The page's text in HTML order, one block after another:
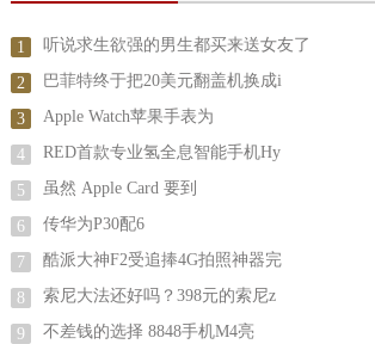
1 听说求生欲强的男生都买来送女友了
2 巴菲特终于把20美元翻盖机换成i
3 Apple Watch苹果手表为
4 RED首款专业氢全息智能手机Hy
5 虽然 Apple Card 要到
6 传华为P30配6
7 酷派大神F2受追捧4G拍照神器完
8 索尼大法还好吗？398元的索尼z
9 不差钱的选择 8848手机M4亮